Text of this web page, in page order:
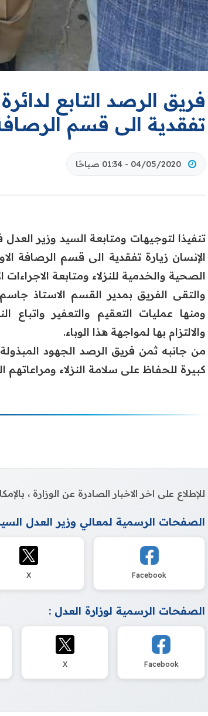
فريق الرصد التابع
تفقدية الى قسم
04/05/2020 - 01:34 صباحًا
تنفيذا لتوجيهات ومتابعة السيد وزير
الإنسان زيارة تفقدية الى قسم الرصافة
الصحية والخدمية للنزلاء ومتابعة الاجراءات
والتقى الفريق بمدير القسم الاستاذ
ومنها عمليات التعقيم والتعفير واتباع
والالتزام بها لمواجهة هذا الوباء.
من جانبه ثمن فريق الرصد الجهود
كبيرة للحفاظ على سلامة النزلاء
للإطلاع على اخر الاخبار الصادرة عن الوزارة ،
الصفحات الرسمية لمعالي وزير العدل
Facebook
X
الصفحات الرسمية لوزارة العدل :
Facebook
X